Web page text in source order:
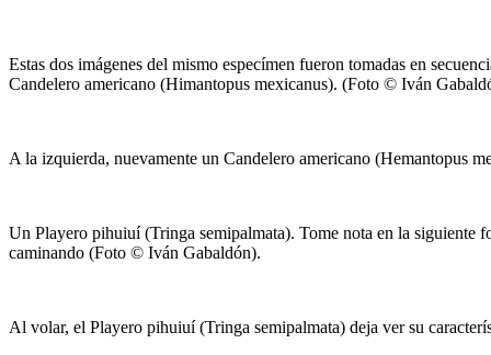
Estas dos imágenes del mismo especímen fueron tomadas en
Candelero americano (Himantopus mexicanus). (Foto © Iván
A la izquierda, nuevamente un Candelero americano (Hemantopus
Un Playero pihuiuí (Tringa semipalmata). Tome nota en la siguiente
caminando (Foto © Iván Gabaldón).
Al volar, el Playero pihuiuí (Tringa semipalmata) deja ver su